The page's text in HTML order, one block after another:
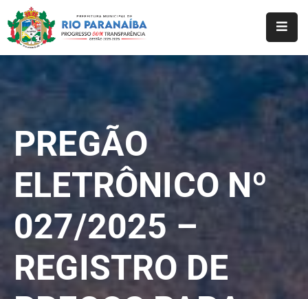
Município
Prefeitura
Notícias
Serviços
Webmail
PREGÃO
ELETRÔNICO Nº
027/2025 –
REGISTRO DE